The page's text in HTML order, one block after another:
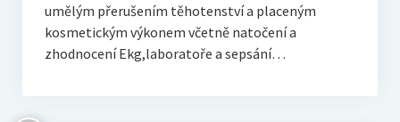
umělým přerušením těhotenství a placeným
kosmetickým výkonem včetně natočení a
zhodnocení Ekg,laboratoře a sepsání…